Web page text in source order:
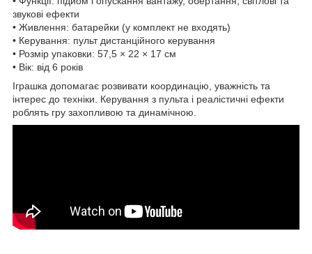
звукові ефекти
• Живлення: батарейки (у комплект не входять)
• Керування: пульт дистанційного керування
• Розмір упаковки: 57,5 × 22 × 17 см
• Вік: від 6 років
Іграшка допомагає розвивати координацію, уважність та
інтерес до техніки. Керування з пульта і реалістичні ефекти
роблять гру захопливою та динамічною.